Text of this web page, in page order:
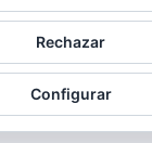
Rechazar
Configurar
incluido cómo